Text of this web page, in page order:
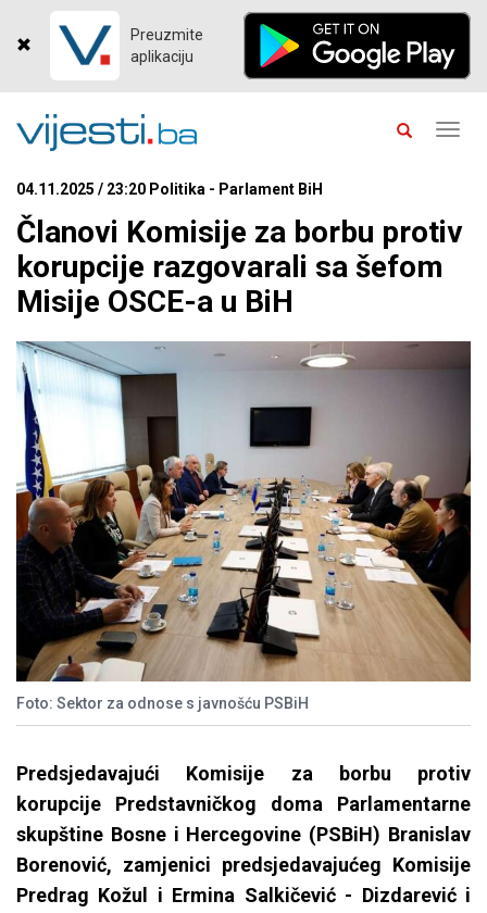
Preuzmite
aplikaciju
04.11.2025 / 23:20 Politika - Parlament BiH
Članovi Komisije za borbu protiv
korupcije razgovarali sa šefom
Misije OSCE-a u BiH
Foto: Sektor za odnose s javnošću PSBiH
Predsjedavajući Komisije za borbu protiv
korupcije Predstavničkog doma Parlamentarne
skupštine Bosne i Hercegovine (PSBiH) Branislav
Borenović, zamjenici predsjedavajućeg Komisije
Predrag Kožul i Ermina Salkičević - Dizdarević i